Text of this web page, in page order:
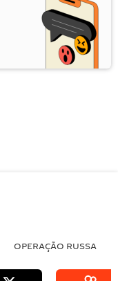
OPERAÇÃO RUSSA